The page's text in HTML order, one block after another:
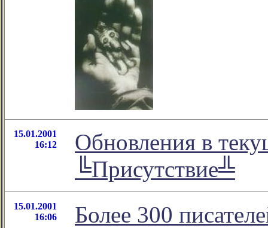
15.01.2001
16:12
Обновления в
╚Присутствие╩
15.01.2001
16:06
Более 300